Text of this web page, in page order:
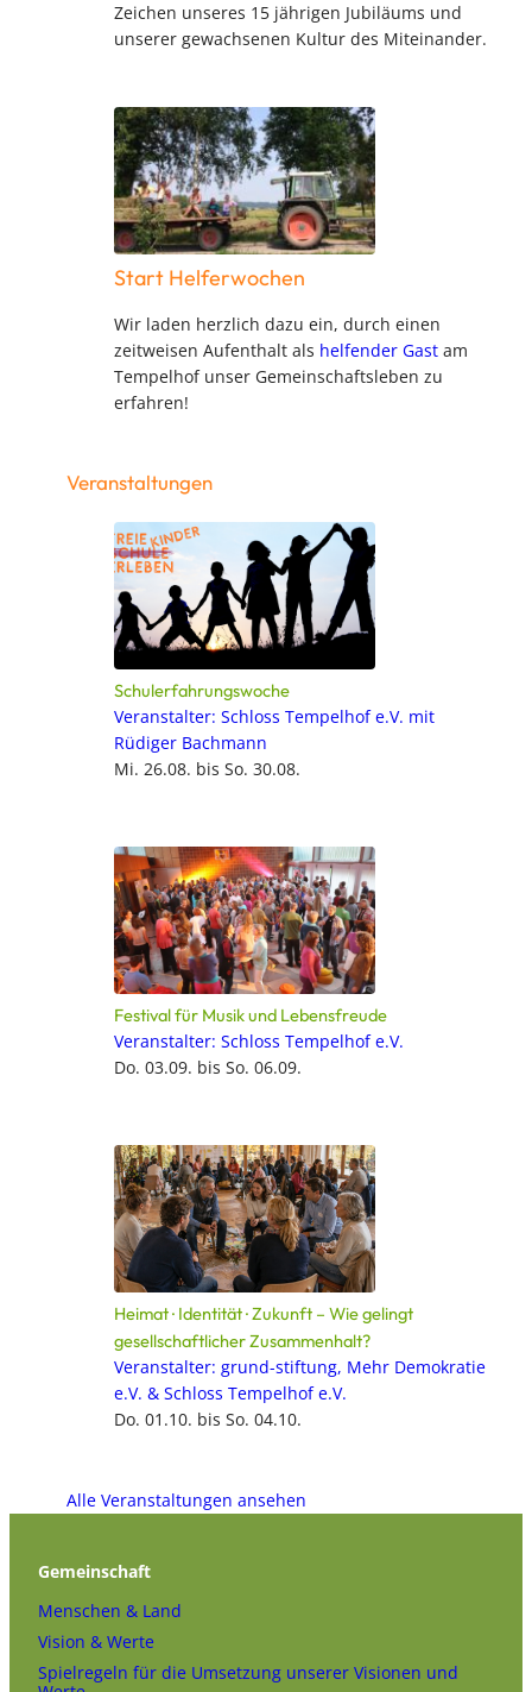
Zeichen unseres 15 jährigen Jubiläums und
unserer gewachsenen Kultur des Miteinander.
Start Helferwochen
Wir laden herzlich dazu ein, durch einen
zeitweisen Aufenthalt als helfender Gast am
Tempelhof unser Gemeinschaftsleben zu
erfahren!
Veranstaltungen
Schulerfahrungswoche
Veranstalter: Schloss Tempelhof e.V. mit
Rüdiger Bachmann
Mi. 26.08. bis So. 30.08.
Festival für Musik und Lebensfreude
Veranstalter: Schloss Tempelhof e.V.
Do. 03.09. bis So. 06.09.
Heimat · Identität · Zukunft – Wie gelingt
gesellschaftlicher Zusammenhalt?
Veranstalter: grund-stiftung, Mehr Demokratie
e.V. & Schloss Tempelhof e.V.
Do. 01.10. bis So. 04.10.
Alle Veranstaltungen ansehen
Gemeinschaft
Menschen & Land
Vision & Werte
Spielregeln für die Umsetzung unserer Visionen und